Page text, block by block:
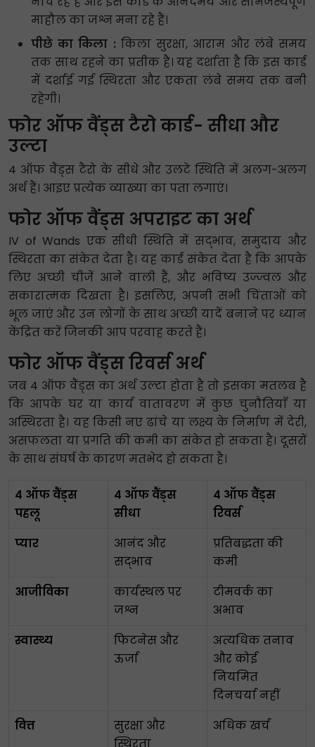
माहौल का जश्न मना रहे हैं।
पीछे का किला : किला सुरक्षा, आराम और लंबे समय
तक साथ रहने का प्रतीक है। यह दर्शाता है कि इस कार्ड
में दर्शाई गई स्थिरता और एकता लंबे समय तक बनी
रहेगी।
फोर ऑफ वैंड्स टैरो कार्ड- सीधा और
उल्टा
4 ऑफ वैंड्स टैरो के सीधे और उलटे स्थिति में अलग-अलग
अर्थ हैं। आइए प्रत्येक व्याख्या का पता लगाएं।
फोर ऑफ वैंड्स अपराइट का अर्थ
IV of Wands एक सीधी स्थिति में सद्भाव, समुदाय और
स्थिरता का संकेत देता है। यह कार्ड संकेत देता है कि आपके
लिए अच्छी चीजें आने वाली हैं, और भविष्य उज्ज्वल और
सकारात्मक दिखता है। इसलिए, अपनी सभी चिंताओं को
भूल जाएं और उन लोगों के साथ अच्छी यादें बनाने पर ध्यान
केंद्रित करें जिनकी आप परवाह करते हैं।
फोर ऑफ वैंड्स रिवर्स अर्थ
जब 4 ऑफ वैंड्स का अर्थ उल्टा होता है तो इसका मतलब है
कि आपके घर या कार्य वातावरण में कुछ चुनौतियाँ या
अस्थिरता है। यह किसी नए ढांचे या लक्ष्य के निर्माण में देरी,
असफलता या प्रगति की कमी का संकेत हो सकता है। दूसरों
के साथ संघर्ष के कारण मतभेद हो सकता है।
4 ऑफ वैंड्स
पहलू
4 ऑफ वैंड्स
सीधा
4 ऑफ वैंड्स
रिवर्स
प्यार
आनंद और
सद्भाव
प्रतिबद्धता की
कमी
आजीविका
कार्यस्थल पर
जश्न
टीमवर्क का
अभाव
स्वास्थ्य
फिटनेस और
ऊर्जा
अत्यधिक तनाव
और कोई
नियमित
दिनचर्या नहीं
वित्त
सुरक्षा और
अधिक खर्च